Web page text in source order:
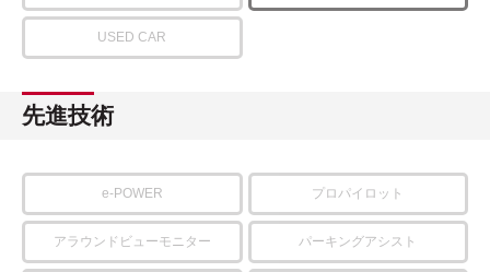
USED CAR
先進技術
e-POWER プロパイロット
アラウンドビューモニター パーキングアシスト